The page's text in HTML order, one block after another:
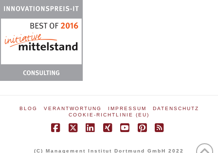
BLOG VERANTWORTUNG IMPRESSUM
DATENSCHUTZ
COOKIE-RICHTLINIE (EU)
(C) Management Institut Dortmund GmbH 2022